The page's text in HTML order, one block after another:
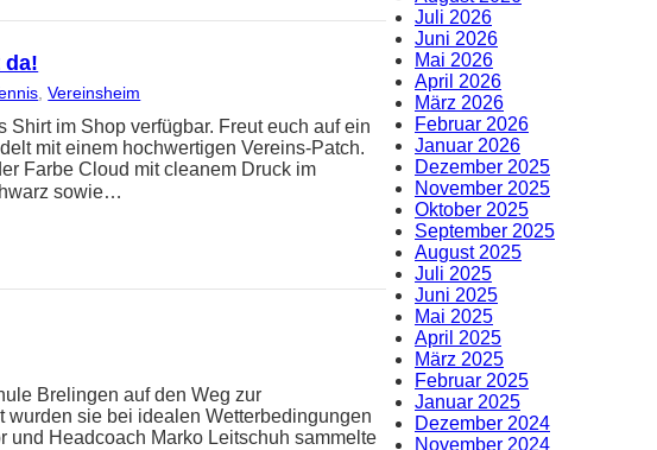
da!
, Vereinsheim
Shirt im Shop verfügbar. Freut euch auf ein
mit einem hochwertigen Vereins-Patch.
Farbe Cloud mit cleanem Druck im
sowie…
Brelingen auf den Weg zur
sie bei idealen Wetterbedingungen
und Headcoach Marko Leitschuh sammelte
Juli 2026
Juni 2026
Mai 2026
April 2026
März 2026
Februar 2026
Januar 2026
Dezember 2025
November 2025
Oktober 2025
September 2025
August 2025
Juli 2025
Juni 2025
Mai 2025
April 2025
März 2025
Februar 2025
Januar 2025
Dezember 2024
November 2024